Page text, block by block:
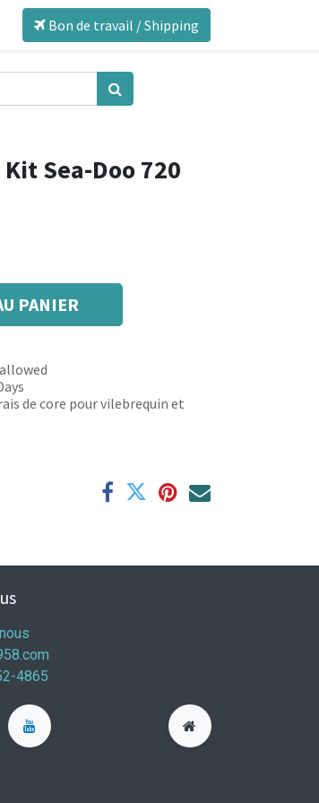
Bon de travail / Shipping
Sea-Doo 720
PANIER
de core pour vilebrequin et
4865